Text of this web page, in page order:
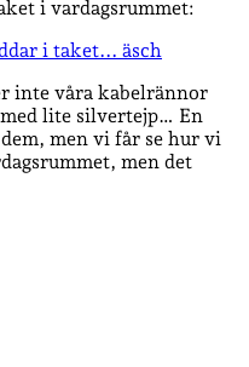
i vardagsrummet:
inte våra kabelrännor
lite silvertejp… En
men vi får se hur vi
men det